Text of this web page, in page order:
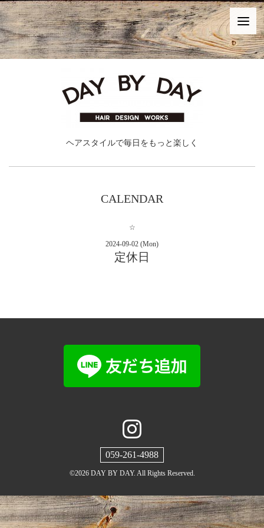
ヘアスタイルで毎日をもっと楽しく
CALENDAR
☆
2024-09-02 (Mon)
定休日
059-261-4988
©2026 DAY BY DAY. All Rights Reserved.